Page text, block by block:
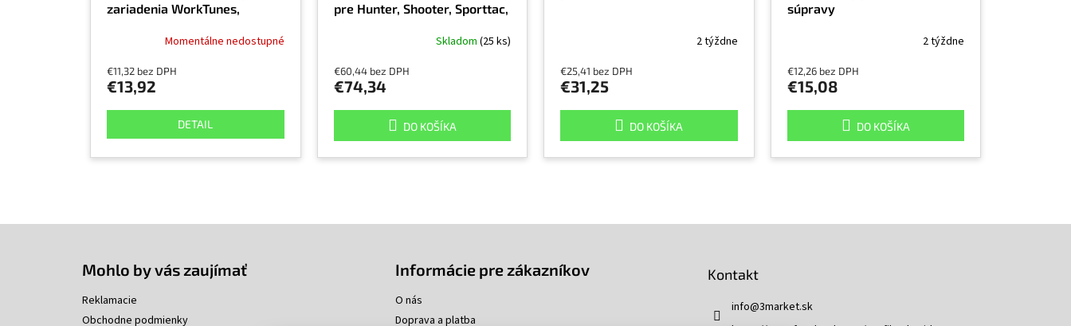
zariadenia WorkTunes,
Momentálne nedostupné
€11,32 bez DPH
€13,92
DETAIL
pre Hunter, Shooter, Sporttac,
Skladom (25 ks)
€60,44 bez DPH
€74,34
DO KOŠÍKA
2 týždne
€25,41 bez DPH
€31,25
DO KOŠÍKA
súpravy
2 týždne
€12,26 bez DPH
€15,08
DO KOŠÍKA
Mohlo by vás zaujímať
Reklamacie
Obchodne podmienky
Informácie pre zákazníkov
O nás
Doprava a platba
Kontakt
info@3market.sk